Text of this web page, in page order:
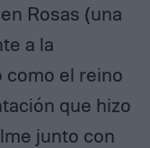
Rosas (una
a la
como el reino
que hizo
junto con